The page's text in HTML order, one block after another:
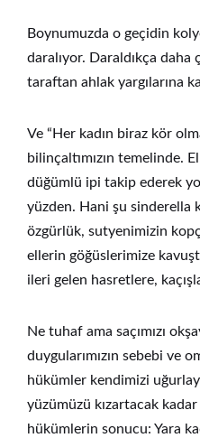
Boynumuzda o geçidin
daralıyor. Daraldıkça daha
taraftan ahlak yargılarına
Ve “Her kadın biraz kör
bilinçaltımızın temelinde.
düğümlü ipi takip ederek
yüzden. Hani şu sinderella
özgürlük, sutyenimizin
ellerin göğüslerimize
ileri gelen hasretlere,
Ne tuhaf ama saçımızı
duygularımızın sebebi ve
hükümler kendimizi
yüzümüzü kızartacak
hükümlerin sonucu: Yara